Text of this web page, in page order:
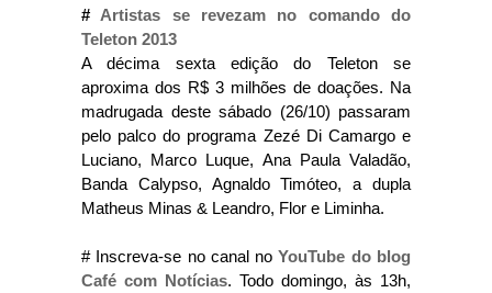
# Artistas se revezam no comando do
Teleton 2013
A décima sexta edição do Teleton se
aproxima dos R$ 3 milhões de doações. Na
madrugada deste sábado (26/10) passaram
pelo palco do programa Zezé Di Camargo e
Luciano, Marco Luque, Ana Paula Valadão,
Banda Calypso, Agnaldo Timóteo, a dupla
Matheus Minas & Leandro, Flor e Liminha.
# Inscreva-se no canal noYouTube do blog
Café com Notícias. Todo domingo, às 13h,